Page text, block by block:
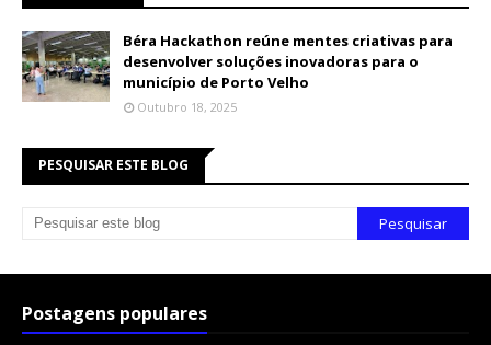
Béra Hackathon reúne mentes criativas para
desenvolver soluções inovadoras para o
município de Porto Velho
Outubro 18, 2025
PESQUISAR ESTE BLOG
Postagens populares